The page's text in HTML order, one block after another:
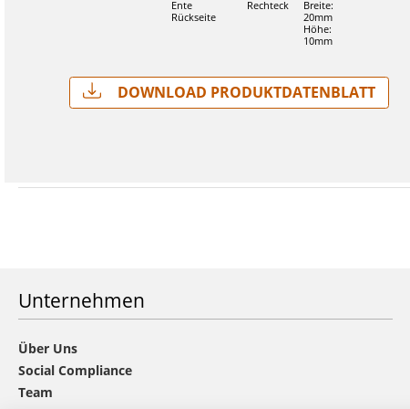
Ente
Rückseite
Rechteck
Breite:
20mm
Höhe:
10mm
Download Produktdatenblatt
Unternehmen
Über Uns
Social Compliance
Team